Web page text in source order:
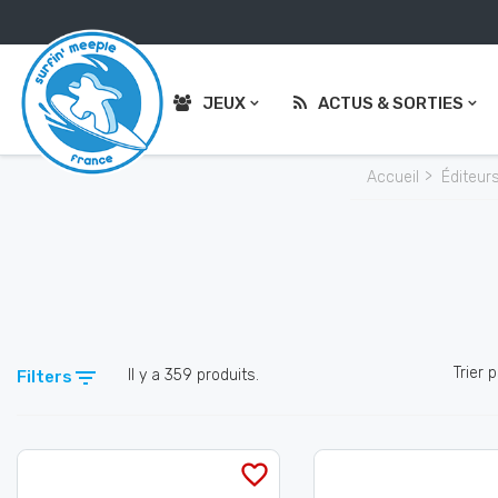
JEUX ACTUS & SORTIES
Accueil Éditeurs
Filters  Il y a 359 produits. Trier
favorite_border